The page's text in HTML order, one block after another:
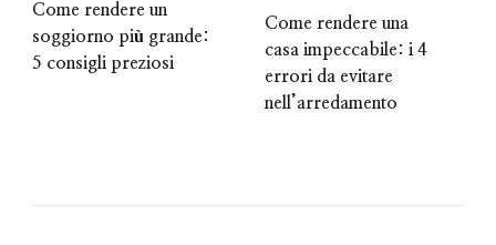
Come rendere un
soggiorno più grande:
5 consigli preziosi
Come rendere una
casa impeccabile: i 4
errori da evitare
nell’arredamento